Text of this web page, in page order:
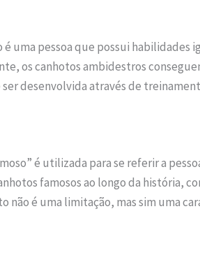
uma pessoa que possui habilidades
os canhotos ambidestros
desenvolvida através de
é utilizada para se referir a
famosos ao longo da história,
não é uma limitação, mas sim uma